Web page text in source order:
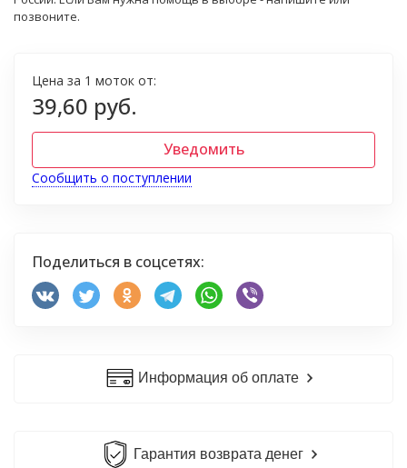
позвоните.
Цена за 1 моток от:
39,60 руб.
Уведомить
Сообщить о поступлении
Поделиться в соцсетях:
Информация об оплате
Гарантия возврата денег